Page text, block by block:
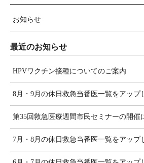
お知らせ
最近のお知らせ
HPVワクチン接種についてのご案内
8月・9月の休日救急当番医一覧をアップ
第35回救急医療週間市民セミナーの開催
7月・8月の休日救急当番医一覧をアップ